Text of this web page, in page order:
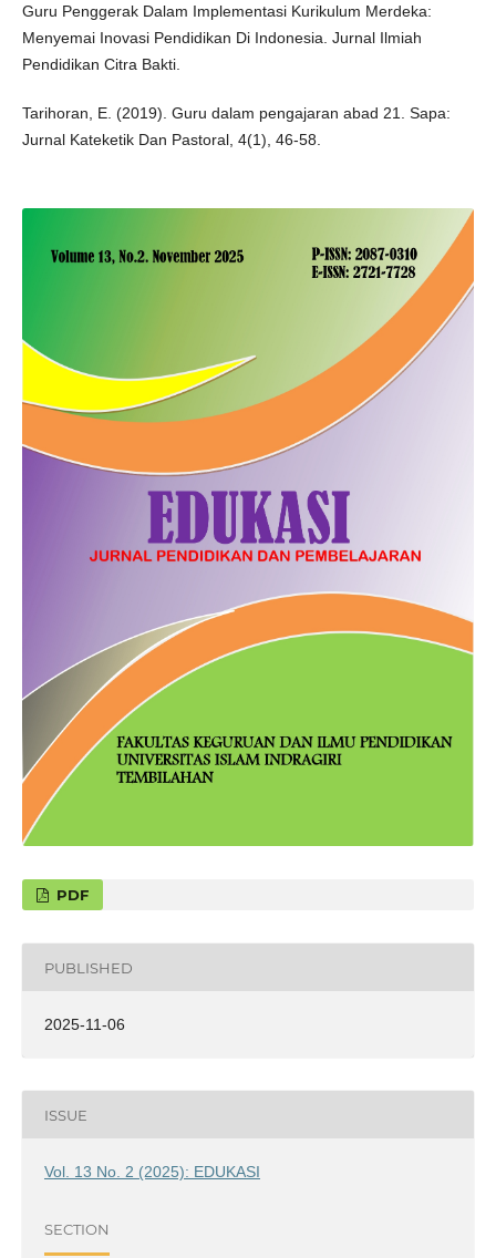
Guru Penggerak Dalam Implementasi Kurikulum Merdeka:
Menyemai Inovasi Pendidikan Di Indonesia. Jurnal Ilmiah
Pendidikan Citra Bakti.
Tarihoran, E. (2019). Guru dalam pengajaran abad 21. Sapa:
Jurnal Kateketik Dan Pastoral, 4(1), 46-58.
PDF
PUBLISHED
2025-11-06
ISSUE
Vol. 13 No. 2 (2025): EDUKASI
SECTION